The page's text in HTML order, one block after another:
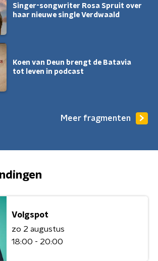
Singer-songwriter Rosa Spruit over
haar nieuwe single Verdwaald
Koen van Deun brengt de Batavia
tot leven in podcast
Meer fragmenten
Volgspot
zo 2 augustus
18:00 - 20:00